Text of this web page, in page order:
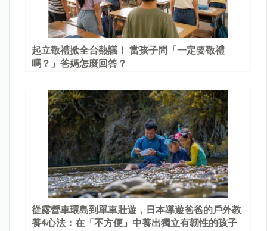
起立敬禮掀全台熱議！ 當孩子問「一定要敬禮
嗎？」爸媽怎麼回答？
從露營車環島到單車壯遊，日本導遊爸爸的戶外教
養4心法：在「不方便」中養出獨立有韌性的孩子